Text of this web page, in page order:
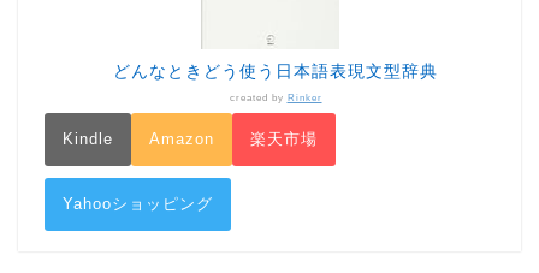
どんなときどう使う日本語表現文型辞典
created by Rinker
Kindle Amazon 楽天市場
Yahooショッピング